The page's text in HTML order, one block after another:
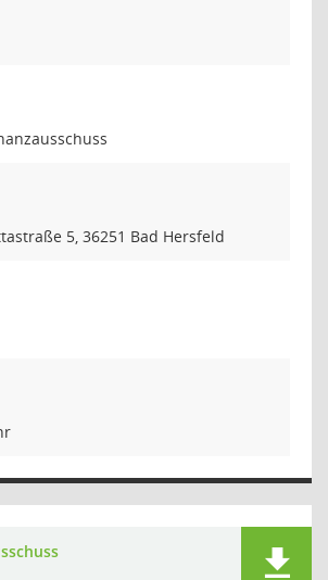
5, 36251 Bad Hersfeld